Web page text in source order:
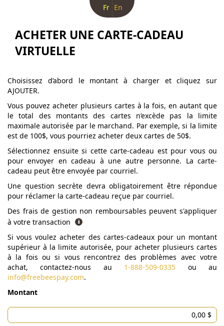
Fr En
ACHETER UNE CARTE-CADEAU
VIRTUELLE
Choisissez d’abord le montant à charger et cliquez sur
AJOUTER.
Vous pouvez acheter plusieurs cartes à la fois, en autant que
le total des montants des cartes n’excède pas la limite
maximale autorisée par le marchand. Par exemple, si la limite
est de 100$, vous pourriez acheter deux cartes de 50$.
Sélectionnez ensuite si cette carte-cadeau est pour vous ou
pour envoyer en cadeau à une autre personne. La carte-
cadeau peut être envoyée par courriel.
Une question secrète devra obligatoirement être répondue
pour réclamer la carte-cadeau reçue par courriel.
Des frais de gestion non remboursables peuvent s'appliquer
à votre transaction
Si vous voulez acheter des cartes-cadeaux pour un montant
supérieur à la limite autorisée, pour acheter plusieurs cartes
à la fois ou si vous rencontrez des problèmes avec votre
achat, contactez-nous au 1-888-509-0335 ou au
info@freebeespay.com.
Montant